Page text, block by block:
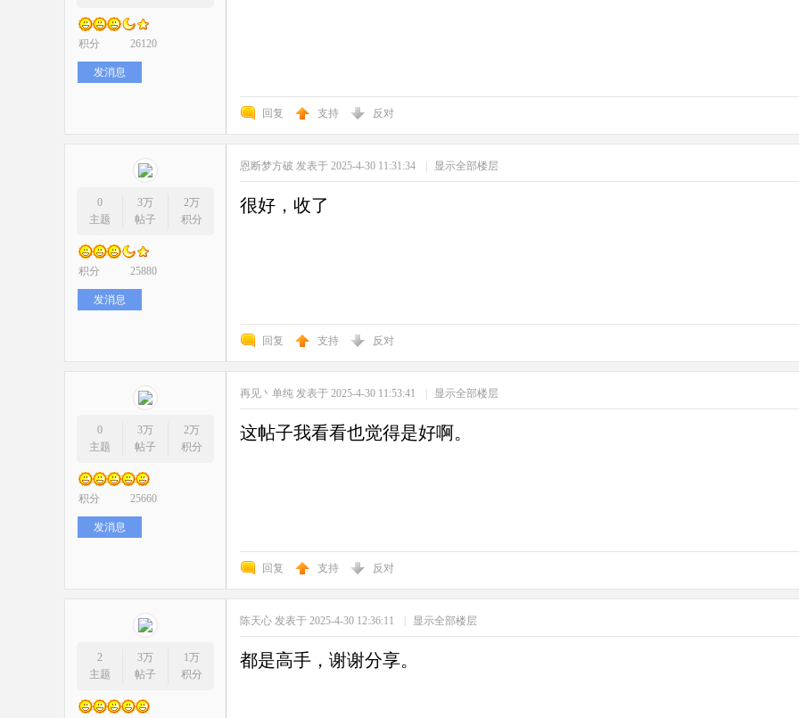
积分 26120
发消息
回复 支持 反对
0
主题
3万
帖子
2万
积分
积分 25880
发消息
恩断梦方破 发表于 2025-4-30 11:31:34 | 显示全部楼层
很好，收了
回复 支持 反对
0
主题
3万
帖子
2万
积分
积分 25660
发消息
再见丶单纯 发表于 2025-4-30 11:53:41 | 显示全部楼层
这帖子我看看也觉得是好啊。
回复 支持 反对
2
主题
3万
帖子
1万
积分
陈天心 发表于 2025-4-30 12:36:11 | 显示全部楼层
都是高手，谢谢分享。